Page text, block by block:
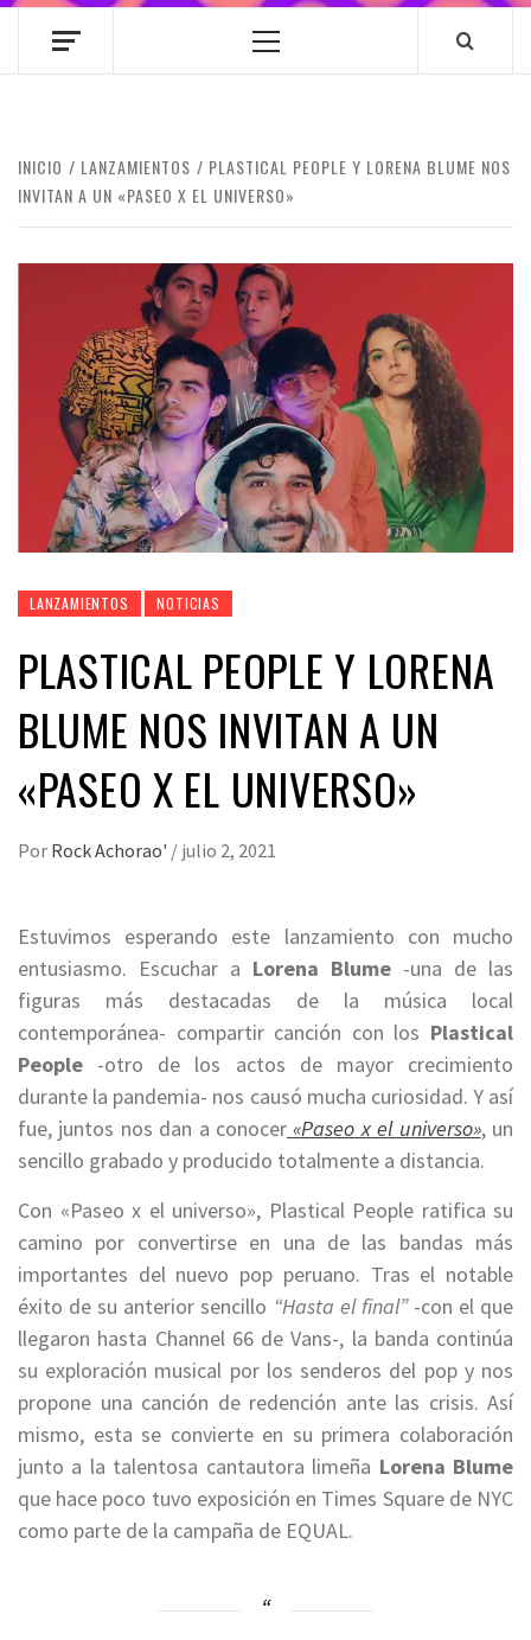
Menú
INICIO LANZAMIENTOS
PLASTICAL PEOPLE Y LORENA BLUME NOS
INVITAN A UN «PASEO X EL UNIVERSO»
LANZAMIENTOS NOTICIAS
PLASTICAL PEOPLE Y LORENA
BLUME NOS INVITAN A UN
«PASEO X EL UNIVERSO»
Por Rock Achorao' / julio 2, 2021
Estuvimos esperando este lanzamiento con mucho
entusiasmo. Escuchar a Lorena Blume -una de las
figuras más destacadas de la música local
contemporánea- compartir canción con los Plastical
People -otro de los actos de mayor crecimiento
durante la pandemia- nos causó mucha curiosidad. Y así
fue, juntos nos dan a conocer «Paseo x el universo», un
sencillo grabado y producido totalmente a distancia.
Con «Paseo x el universo», Plastical People ratifica su
camino por convertirse en una de las bandas más
importantes del nuevo pop peruano. Tras el notable
éxito de su anterior sencillo “Hasta el final”-con el que
llegaron hasta Channel 66 de Vans-, la banda continúa
su exploración musical por los senderos del pop y nos
propone una canción de redención ante las crisis. Así
mismo, esta se convierte en su primera colaboración
junto a la talentosa cantautora limeña Lorena Blume
que hace poco tuvo exposición en Times Square de NYC
como parte de la campaña de EQUAL.